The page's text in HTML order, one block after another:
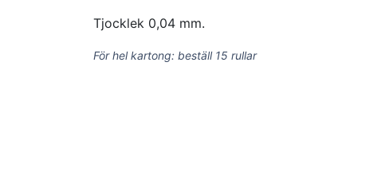
Tjocklek 0,04 mm.
För hel kartong: beställ 15 rullar